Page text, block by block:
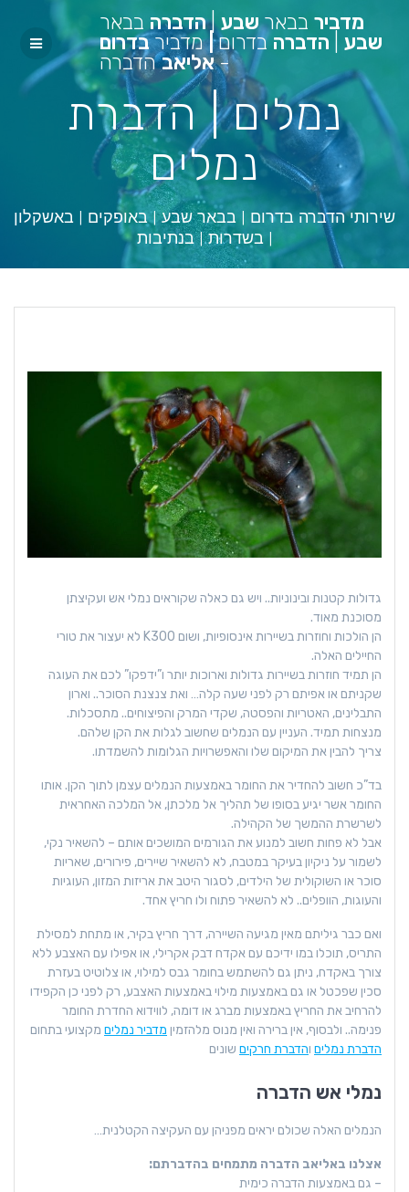
מדבירבבארשבע|הדברה בבאר
שבע| הדברהבדרום|מדבירבדרום
-אליאבהדברה
נמלים | הדברת
נמלים
שירותי הדברה בדרום | בבאר שבע | באופקים | באשקלון
| בשדרות | בנתיבות
גדולות קטנות ובינוניות.. ויש גם כאלה שקוראים נמלי אש ועקיצתן
מסוכנת מאוד.
הן הולכות וחוזרות בשיירות אינסופיות, ושום K300 לא יעצור את טורי
החיילים האלה.
הן תמיד חוזרות בשיירות גדולות וארוכות יותר ו”ידפקו” לכם את העוגה
שקניתם או אפיתם רק לפני שעה קלה… ואת צנצנת הסוכר.. וארון
התבלינים, האטריות והפסטה, שקדי המרק והפיצוחים.. מתסכלות.
מנצחות תמיד. העניין עם הנמלים שחשוב לגלות את הקן שלהם.
צריך להבין את המיקום שלו והאפשרויות הגלומות להשמדתו.
בד”כ חשוב להחדיר את החומר באמצעות הנמלים עצמן לתוך הקן. אותו
החומר אשר יגיע בסופו של תהליך אל מלכתן, אל המלכה האחראית
לשרשרת ההמשך של הקהילה.
אבל לא פחות חשוב למנוע את הגורמים המושכים אותם – להשאיר נקי,
לשמור על ניקיון בעיקר במטבח, לא להשאיר שיירים, פירורים, שאריות
סוכר או השוקולית של הילדים, לסגור היטב את אריזות המזון, העוגיות
והעוגות, הוופלים.. לא להשאיר פתוח ולו חריץ אחד.
ואם כבר גיליתם מאין מגיעה השיירה, דרך חריץ בקיר, או מתחת למסילת
התריס, תוכלו במו ידיכם עם אקדח דבק אקרילי, או אפילו עם האצבע ללא
צורך באקדח, ניתן גם להשתמש בחומר גבס למילוי, או צלוטיט בעזרת
סכין שפכטל או גם באמצעות מילוי באמצעות האצבע, רק לפני כן הקפידו
להרחיב את החריץ באמצעות מברג או דומה, לווידוא החדרת החומר
פנימה.. ולבסוף, אין ברירה ואין מנוס מלהזמין מדביר נמלים מקצועי בתחום
הדברת נמלים והדברת חרקים שונים
נמלי אש הדברה
הנמלים האלה שכולם יראים מפניהן עם העקיצה הקטלנית…
אצלנו באליאב הדברה מתמחים בהדברתם:
– גם באמצעות הדברה כימית